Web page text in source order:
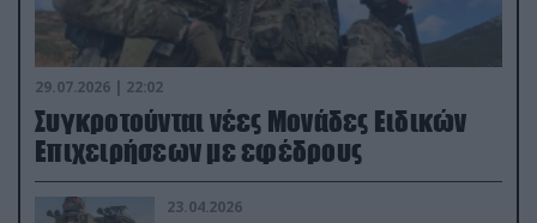
29.07.2026 | 22:02
Συγκροτούνται νέες Μονάδες Ειδικών
Επιχειρήσεων με εφέδρους
23.04.2026